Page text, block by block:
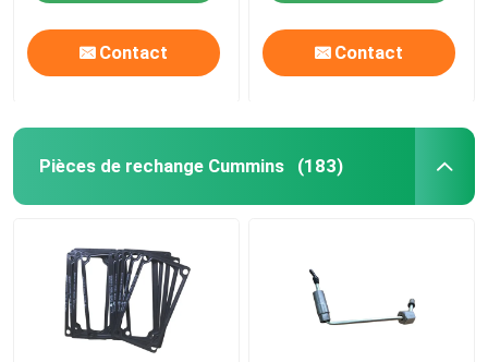
Contact Contact
Pièces de rechange Cummins (183)